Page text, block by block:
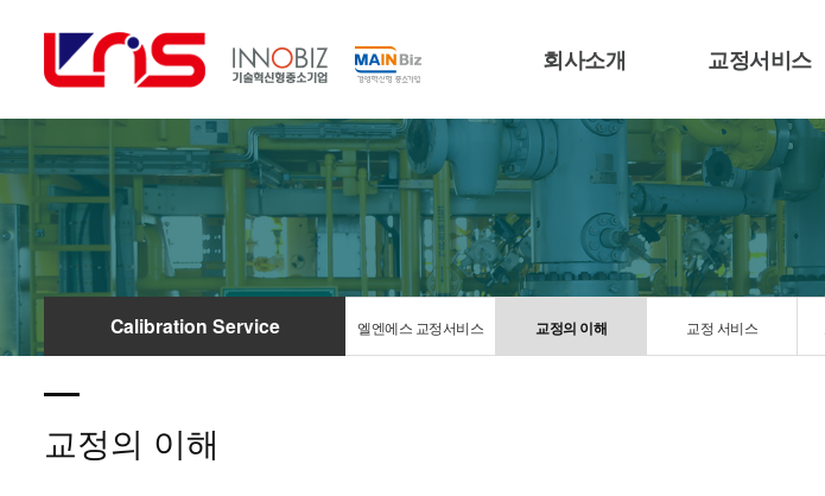
회사소개 교정서비스
Calibration Service 엘엔에스 교정서비스 교정의 이해 교정 서비스
교정의 이해